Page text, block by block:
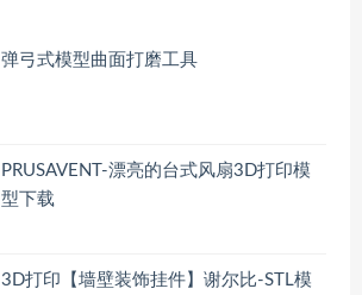
弹弓式模型曲面打磨工具
PRUSAVENT-漂亮的台式风扇3D打印模
型下载
3D打印【墙壁装饰挂件】谢尔比-STL模